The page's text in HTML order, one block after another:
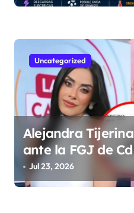
Uncategorized
Alejandra
ante la FGJ de
mediática y
Altamimi,
Jul 23, 2026